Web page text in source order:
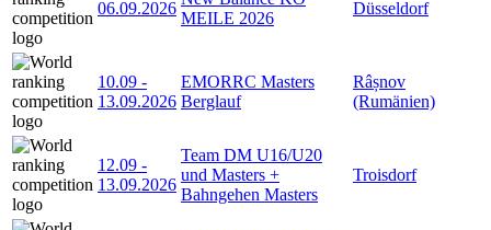
06.09.2026
MEILE 2026
Düsseldorf
10.09 -
13.09.2026
EMORRC Masters
Berglauf
Râșnov
(Rumänien)
12.09 -
13.09.2026
Team DM U16/U20
und Masters +
Bahngehen Masters
Troisdorf